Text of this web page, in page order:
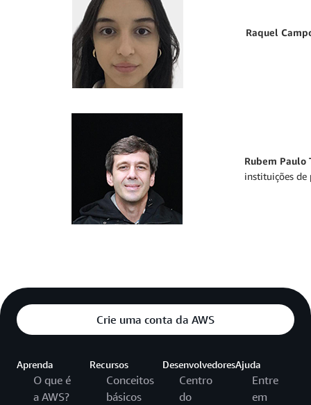
Raquel
Rubem Paulo
instituições de
Crie uma conta da AWS
Aprenda
O que é
a AWS?
Recursos
Conceitos
básicos
Desenvolvedores
Centro
do
Ajuda
Entre
em